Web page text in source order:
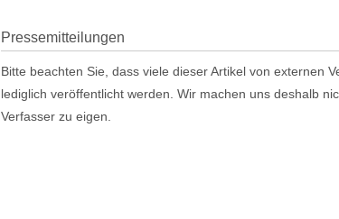
Pressemitteilungen
Bitte beachten Sie, dass viele dieser Artikel von externen
lediglich veröffentlicht werden. Wir machen uns deshalb
Verfasser zu eigen.